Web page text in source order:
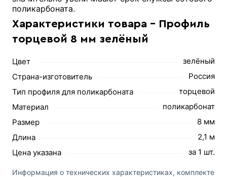
поликарбоната.
Характеристики товара - Профиль
торцевой 8 мм зелёный
Цвет
зелёный
Страна-изготовитель
Россия
Тип профиля для поликарбоната
торцевой
Материал
поликарбонат
Размер
8 мм
Длина
2,1 м
Цена указана
за 1 шт.
Информация о технических характеристиках, комплекте